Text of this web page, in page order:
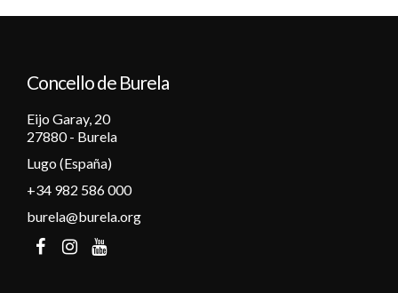
Concello de Burela
Eijo Garay, 20
27880 - Burela
Lugo (España)
+34 982 586 000
burela@burela.org